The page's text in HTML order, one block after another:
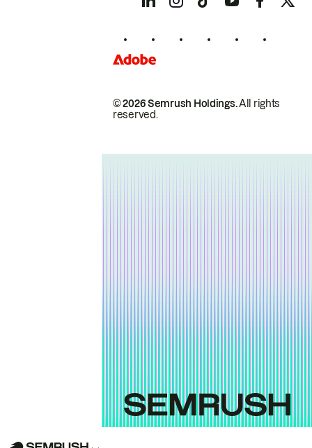
© 2026 Semrush Holdings.All rights
reserved.